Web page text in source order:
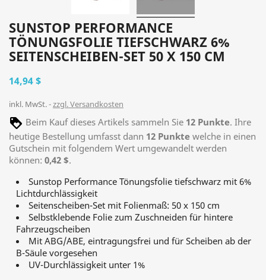
SUNSTOP PERFORMANCE
TÖNUNGSFOLIE TIEFSCHWARZ 6%
SEITENSCHEIBEN-SET 50 X 150 CM
14,94 $
inkl. MwSt. zzgl. Versandkosten
Beim Kauf dieses Artikels sammeln Sie 12 Punkte. Ihre
heutige Bestellung umfasst dann 12 Punkte welche in einen
Gutschein mit folgendem Wert umgewandelt werden
können: 0,42 $.
Sunstop Performance Tönungsfolie tiefschwarz mit 6%
Lichtdurchlässigkeit
Seitenscheiben-Set mit Folienmaß: 50 x 150 cm
Selbstklebende Folie zum Zuschneiden für hintere
Fahrzeugscheiben
Mit ABG/ABE, eintragungsfrei und für Scheiben ab der
B-Säule vorgesehen
UV-Durchlässigkeit unter 1%